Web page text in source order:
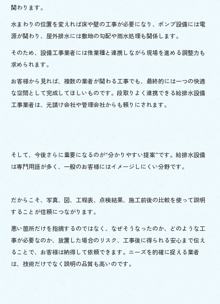
関わります。
水まわりの位置を変えれば床や壁の工事が必要になり、ポンプ設備には電
源が関わり、屋外排水には敷地の勾配や雨水処理も関係します。
そのため、設備工事業者には他業種と連携しながら現場を進める調整力も
求められます。
お客様から見れば、複数の業者が関わる工事でも、最終的には一つの快適
な空間として完成してほしいものです。段取りよく連携できる給排水設備
工事業者は、元請け会社や管理会社からも頼りにされます。
そして、今後さらに重要になるのが“分かりやすい提案”です。給排水設備
は専門用語が多く、一般のお客様にはイメージしにくい分野です。
だからこそ、写真、図、工程表、点検結果、施工前後の比較を使って説明
することが信頼につながります。
悪い箇所だけを指摘するのではなく、なぜそうなったのか、どのような工
事が必要なのか、放置した場合のリスク、工事後に得られる安心まで伝え
ることで、お客様は納得して依頼できます。ニーズを的確に捉える業者
は、技術だけでなく説明の品質も高いのです。